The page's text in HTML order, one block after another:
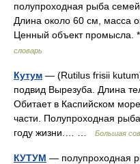
полупроходная рыба
Длина около 60 см, масса
Ценный объект
словарь
Кутум — (Rutilus frisii
подвид Вырезуба. Длина
Обитает в Каспийском
части. Полупроходная
году жизни.… …
Большая
КУТУМ — полупроходная